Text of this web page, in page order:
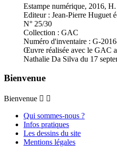
Estampe numérique, 2016,
Editeur : Jean-Pierre Huguet
N° 25/30
Collection : GAC
Numéro d'inventaire : G-
Œuvre réalisée avec le GAC
Nathalie Da Silva du 17
Bienvenue
Bienvenue  
Qui sommes-nous ?
Infos pratiques
Les dessins du site
Mentions légales